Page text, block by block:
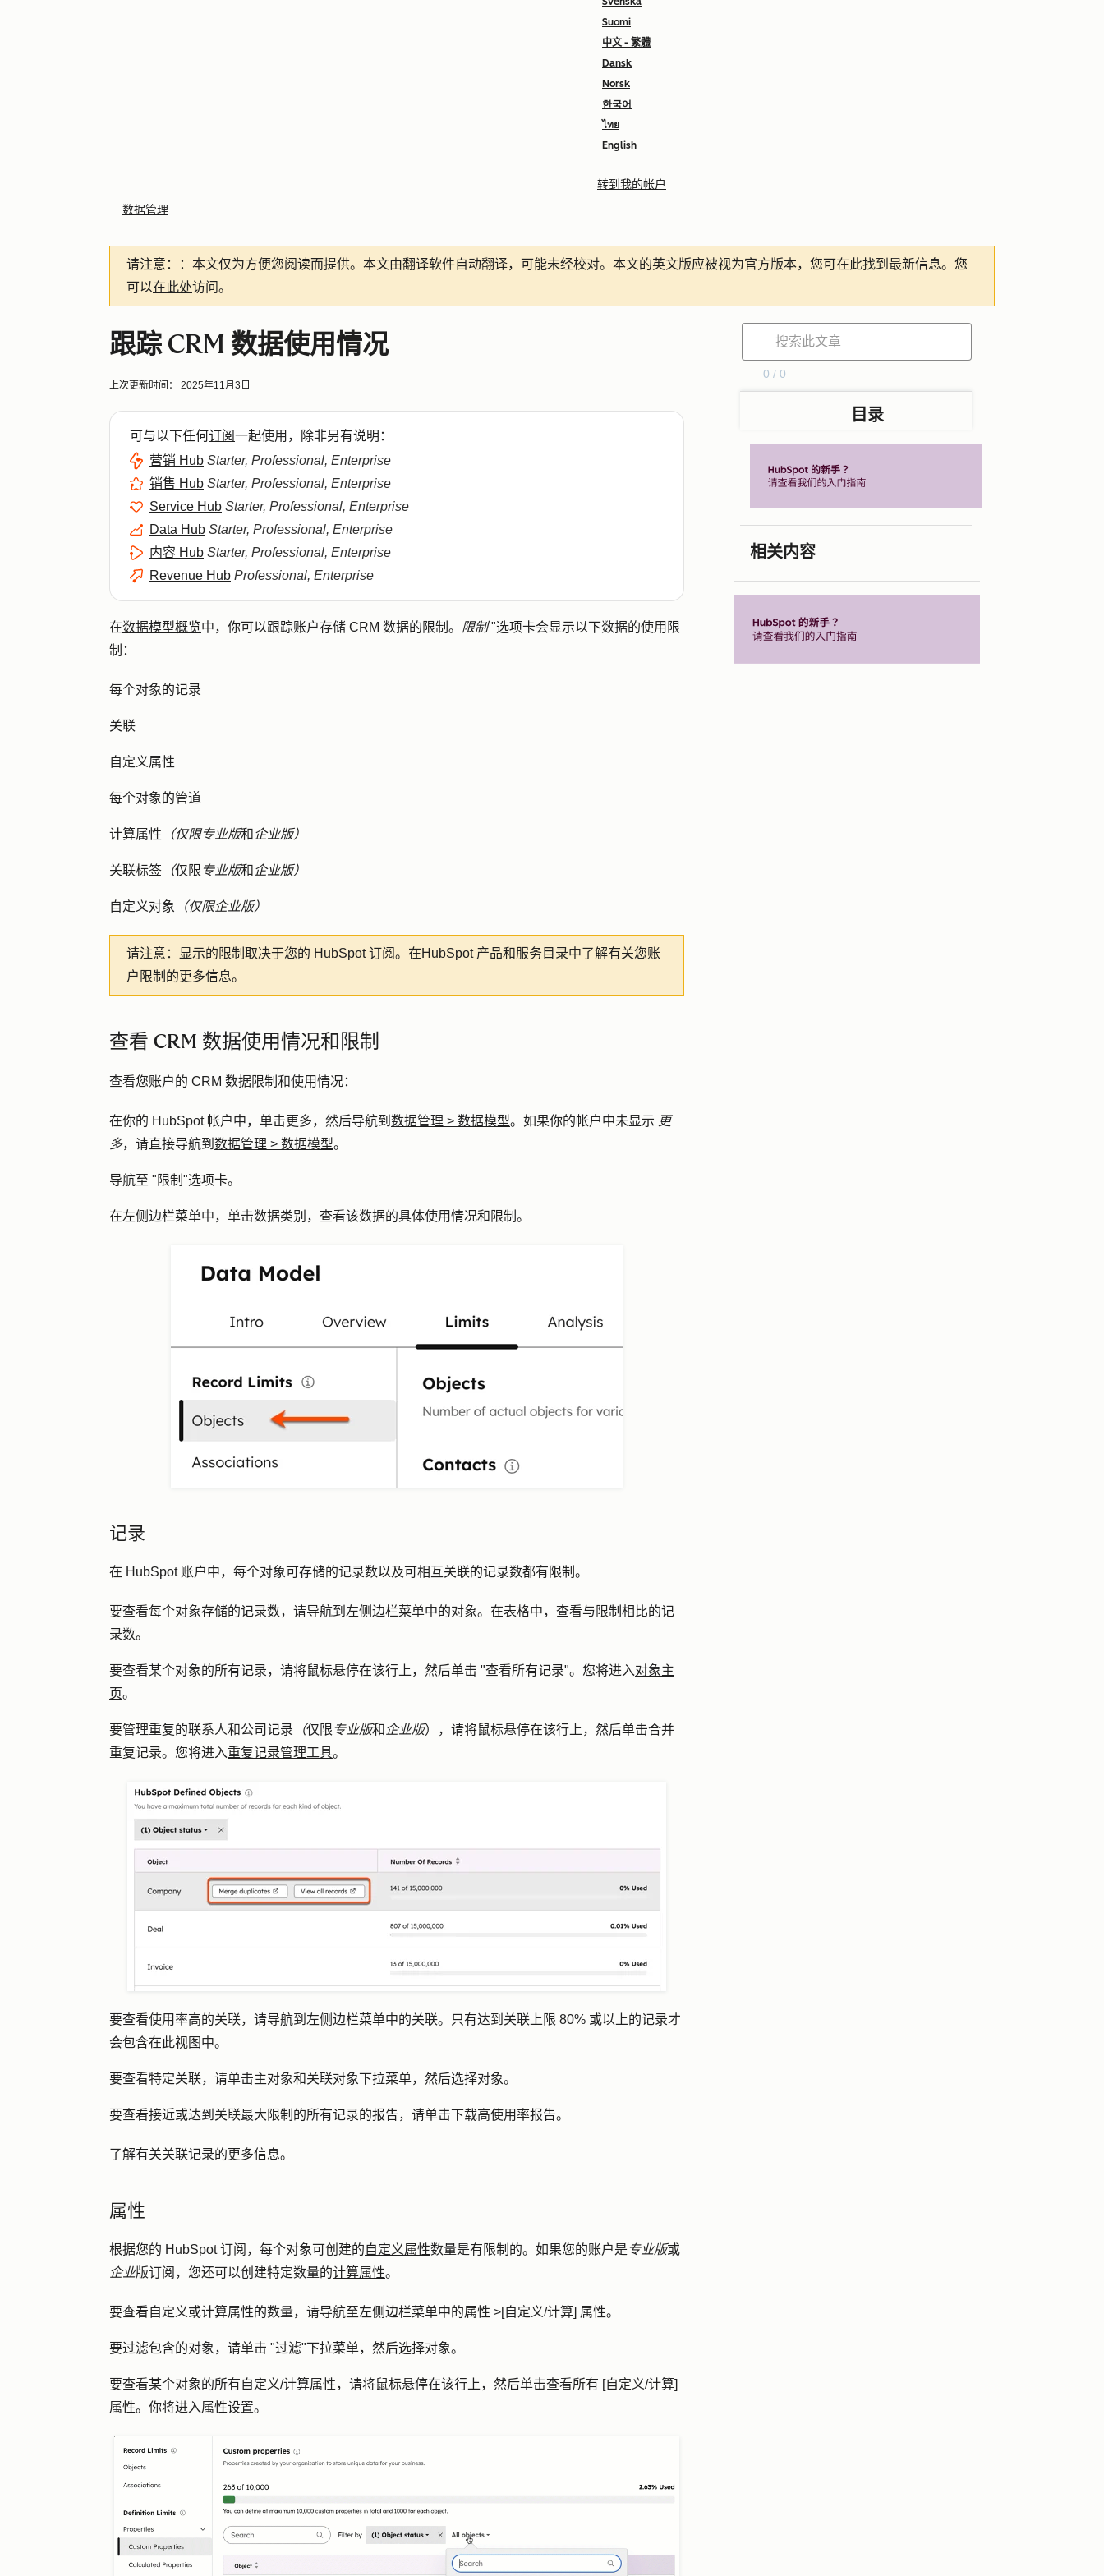
Suomi
中文 - 繁體
Dansk
Norsk
한국어
ไทย
English
转到我的帐户
数据管理
请注意： ：本文仅为方便您阅读而提供。 本文由翻译软件自动翻译，可能未经校对。本文的英文版应被视为官方版本，您可在此找到最新信息。您
可以在此处访问。
跟踪 CRM 数据使用情况
上次更新时间： 2025年11月3日
可与以下任何订阅一起使用，除非另有说明：
营销 Hub Starter, Professional, Enterprise
销售 Hub Starter, Professional, Enterprise
Service Hub Starter, Professional, Enterprise
Data Hub Starter, Professional, Enterprise
内容 Hub Starter, Professional, Enterprise
Revenue Hub Professional, Enterprise
在数据模型概览中，你可以跟踪账户存储 CRM 数据的限制。 限制"选项卡会显示以下数据的使用限
制：
每个对象的记录
关联
自定义属性
每个对象的管道
计算属性 （仅限专业版和 企业版）
关联标签 （仅限 专业版和 企业版）
自定义对象 （仅限企业版）
请注意： 显示的限制取决于您的 HubSpot 订阅。在HubSpot 产品和服务目录中了解有关您账
户限制的更多信息。
查看 CRM 数据使用情况和限制
查看您账户的 CRM 数据限制和使用情况：
在你的 HubSpot 帐户中，单击更多，然后导航到 数据管理 > 数据模型。如果你的帐户中未显示 更
多，请直接导航到 数据管理 > 数据模型。
导航至 " 限制 "选项卡。
在左侧边栏菜单中，单击数据类别 ，查看该数据的具体使用情况和限制。
记录
在 HubSpot 账户中，每个对象可存储的记录数以及可相互关联的记录数都有限制。
要查看每个对象存储的记录数，请导航到左侧边栏菜单中的对象。在表格中，查看与限制相比的记
录数。
要查看某个对象的所有记录，请将鼠标悬停在该行上，然后单击 "查看所有记录"。您将进入对象主
页。
要管理重复的联系人和公司记录 （仅限 专业版和 企业版），请将鼠标悬停在该行上，然后单击合并
重复记录。您将进入重复记录管理工具。
要查看使用率高的关联，请导航到左侧边栏菜单中的关联。只有达到关联上限 80% 或以上的记录才
会包含在此视图中。
要查看特定关联，请单击主对象和关联对象下拉菜单，然后选择对象。
要查看接近或达到关联最大限制的所有记录的报告，请单击下载高使用率报告。
了解有关关联记录的更多信息。
属性
根据您的 HubSpot 订阅，每个对象可创建的自定义属性数量是有限制的。如果您的账户是 专业版或
企业版订阅，您还可以创建特定数量的计算属性。
要查看自定义或计算属性的数量，请导航至左侧边栏菜单中的属性 >[自定义/计算] 属性。
要过滤包含的对象，请单击 "过滤"下拉菜单，然后选择对象。
要查看某个对象的所有自定义/计算属性，请将鼠标悬停在该行上，然后单击查看所有 [自定义/计算]
属性。你将进入属性设置。
0 / 0
目录
相关内容